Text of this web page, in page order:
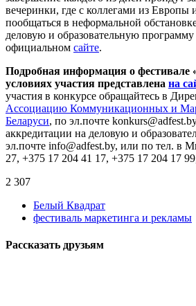
вечеринки, где с коллегами из
пообщаться в неформальной
деловую и образовательную программу
официальном сайте.
Подробная информация о фестивале
условиях участия представлена на
участия в конкурсе обращайтесь в
Ассоциацию Коммуникационных и
Беларуси, по эл.почте
аккредитации на деловую и
эл.почте info@adfest.by, или по тел. в
27, +375 17 204 41 17, +375 17 204 17
2 307
Белый Квадрат
фестиваль маркетинга и рекламы
Рассказать друзьям